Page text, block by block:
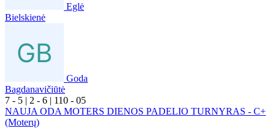
Eglė
Bielskienė
Goda
Bagdanavičiūtė
7 - 5 | 2 - 6 | 110 - 05
NAUJA ODA MOTERS DIENOS PADELIO TURNYRAS - C+
(Moterų)